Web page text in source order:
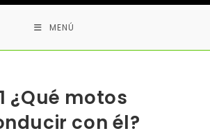
MENÚ
¿Qué motos
con él?